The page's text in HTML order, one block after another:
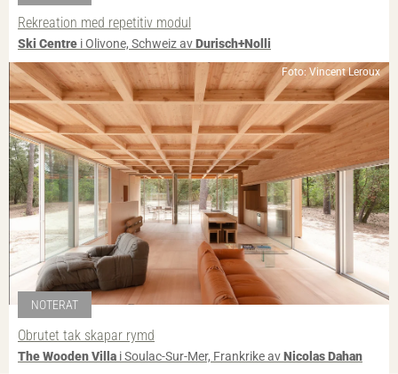
Rekreation med repetitiv modul
Ski Centre i Olivone, Schweiz avDurisch+Nolli
Foto: Vincent Leroux
NOTERAT
Obrutet tak skapar rymd
The Wooden Villa i Soulac-Sur-Mer, Frankrike avNicolas Dahan